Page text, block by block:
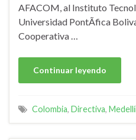
AFACOM, al Instituto
Universidad PontÃ­fica
Cooperativa …
Continuar leyendo
Colombia, Directiva,